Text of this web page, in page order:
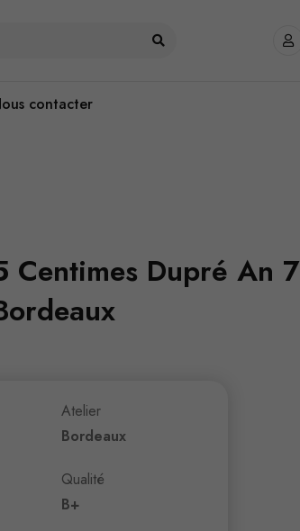
contacter
Centimes Dupré An 7
Atelier
Bordeaux
Qualité
B+